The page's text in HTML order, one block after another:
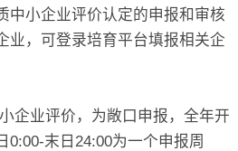
中小企业评价认定的申报和审核
业，可登录培育平台填报相关企
企业评价，为敞口申报，全年开
0:00-末日24:00为一个申报周